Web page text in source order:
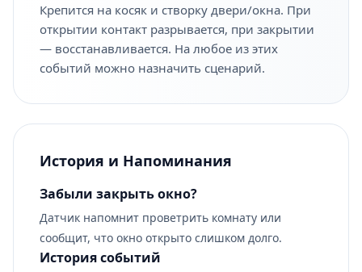
Крепится на косяк и створку двери/окна. При
открытии контакт разрывается, при закрытии
— восстанавливается. На любое из этих
событий можно назначить сценарий.
История и Напоминания
Забыли закрыть окно?
Датчик напомнит проветрить комнату или
сообщит, что окно открыто слишком долго.
История событий